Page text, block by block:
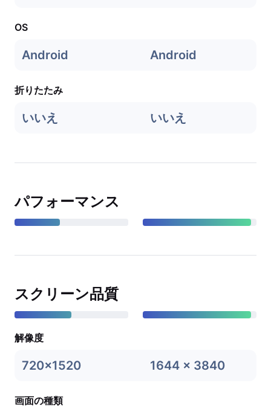
OS
Android Android
折りたたみ
いいえ いいえ
パフォーマンス
スクリーン品質
解像度
720x1520 1644 x 3840
画面の種類